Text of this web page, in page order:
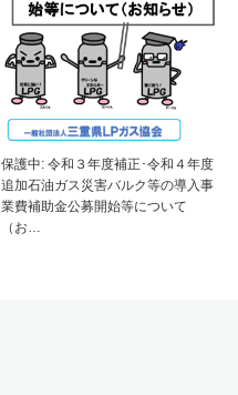
保護中: 令和３年度補正･令和４年度
追加石油ガス災害バルク等の導入事
業費補助金公募開始等について
（お…